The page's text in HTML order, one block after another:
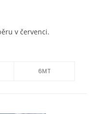
v červenci.
6MT